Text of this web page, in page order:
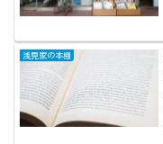
浅見家の本棚